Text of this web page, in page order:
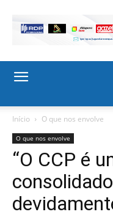
Início O que nos envolve
O que nos envolve
“O CCP é